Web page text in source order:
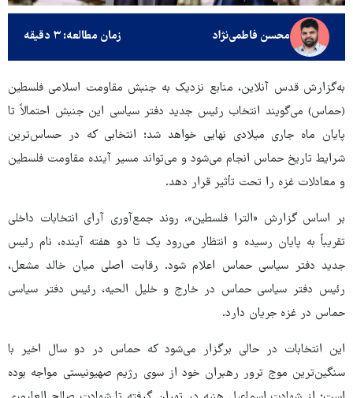
محسن فاطمی‌نژاد زمان مطالعه: ۳ دقیقه
به‌گزارش قدس آنلاین، منابع نزدیک به جنبش مقاومت اسلامی فلسطین
(حماس) می‌گویند انتخاب رئیس جدید دفتر سیاسی این جنبش احتمالاً تا
پایان ماه جاری میلادی نهایی خواهد شد؛ انتخابی که در حساس‌ترین
شرایط تاریخ حماس انجام می‌شود و می‌تواند مسیر آینده مقاومت فلسطین
و معادلات غزه را تحت تأثیر قرار دهد.
بر اساس گزارش «الترا فلسطین»، روند جمع‌آوری آرای انتخابات داخلی
تقریباً به پایان رسیده و انتظار می‌رود یک تا دو هفته آینده، نام رئیس
جدید دفتر سیاسی حماس اعلام شود. رقابت اصلی میان خالد مشعل،
رئیس دفتر سیاسی حماس در خارج و خلیل الحیه، رئیس دفتر سیاسی
حماس در غزه جریان دارد.
این انتخابات در حالی برگزار می‌شود که حماس در دو سال اخیر با
سنگین‌ترین موج ترور رهبران خود از سوی رژیم صهیونیستی مواجه بوده